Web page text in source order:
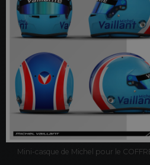
Mini-casque de Michel pour le